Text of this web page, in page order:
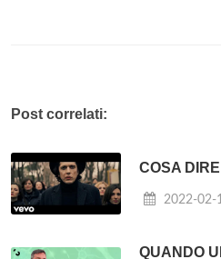
Post correlati:
COSA
2022-02-
QUANDO